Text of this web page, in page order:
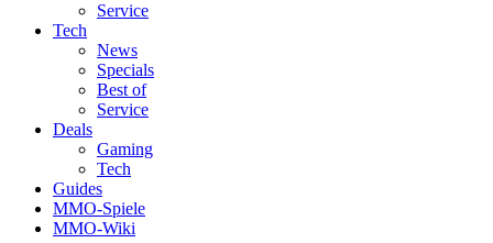
Service
Tech
News
Specials
Best of
Service
Deals
Gaming
Tech
Guides
MMO-Spiele
MMO-Wiki